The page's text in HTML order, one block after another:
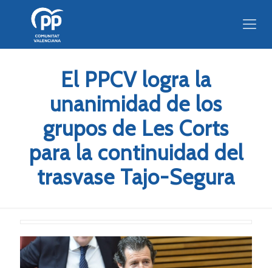
El PPCV logra la
unanimidad de los
grupos de Les Corts
para la continuidad del
trasvase Tajo-Segura